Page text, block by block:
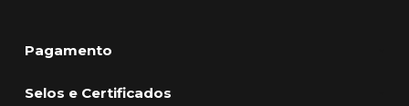
Pagamento
Selos e Certificados